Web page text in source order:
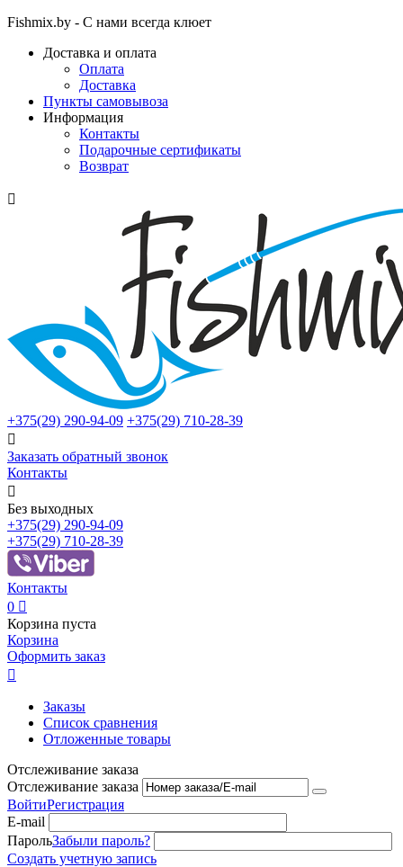
Fishmix.by - С нами всегда клюет
Доставка и оплата
Оплата
Доставка
Пункты самовывоза
Информация
Контакты
Подарочные сертификаты
Возврат

+375(29) 290-94-09 +375(29) 710-28-39

Заказать обратный звонок
Контакты

Без выходных
+375(29) 290-94-09
+375(29) 710-28-39
Контакты
0 
Корзина пуста
Корзина
Оформить заказ

Заказы
Список сравнения
Отложенные товары
Отслеживание заказа
Отслеживание заказа
ВойтиРегистрация
E-mail
ПарольЗабыли пароль?
Создать учетную запись